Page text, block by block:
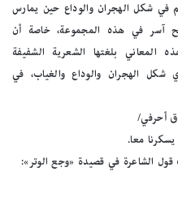
في شكل الهجران والوداع حين يمارس
آسر في هذه المجموعة، خاصة أن
المعاني بلغتها الشعرية الشفيفة
شكل الهجران والوداع والغياب، في
أحرفي/
يسكرنا معا.
قول الشاعرة في قصيدة «وجع الوتر»: